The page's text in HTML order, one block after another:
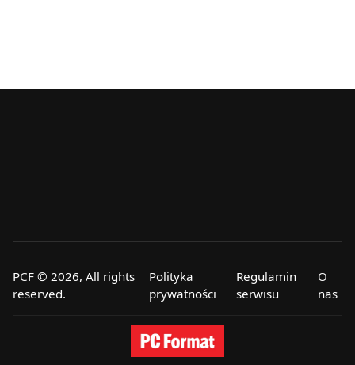
PCF © 2026, All rights
reserved.
Polityka
prywatności
Regulamin
serwisu
O
nas